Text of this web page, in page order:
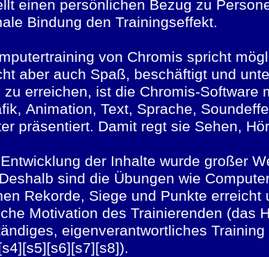
einen persönlichen Bezug zu
Bindung den Trainingseffekt.
von Chromis spricht
aber auch Spaß, beschäftigt und
zu erreichen, ist die Chromis-
Animation, Text, Sprache,
präsentiert. Damit regt sie Sehen,
der Inhalte wurde großer
sind die Übungen wie
Rekorde, Siege und Punkte
Motivation des Trainierenden (das
eigenverantwortliches